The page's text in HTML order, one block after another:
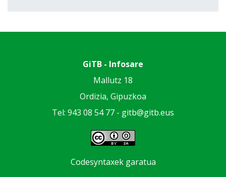
GiTB - Infosare
Mallutz 18
Ordizia, Gipuzkoa
Tel: 943 08 54 77 - gitb@gitb.eus
Codesyntaxek garatua